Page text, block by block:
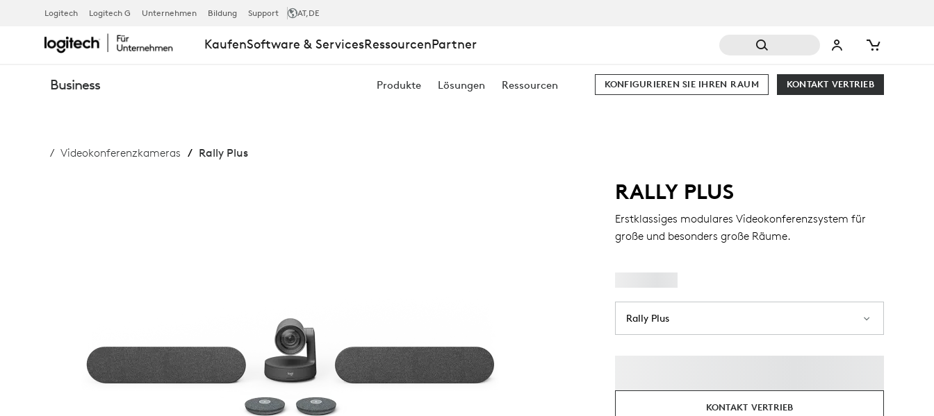
RALLY PLUS
Logitech Logitech G Unternehmen Bildung Support AT,DE
KaufenSoftware & ServicesRessourcenPartner
Business Produkte Lösungen Ressourcen KONTAKT VERTRIEB
KONFIGURIEREN SIE IHREN RAUM
Videokonferenzkameras Rally Plus
RALLY PLUS
Erstklassiges modulares Videokonferenzsystem für
große und besonders große Räume.
Rally Plus
KONTAKT VERTRIEB